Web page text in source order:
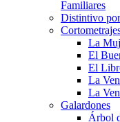
Familiares
Distintivo
La
El
El
La
La
Galardones
Árbol